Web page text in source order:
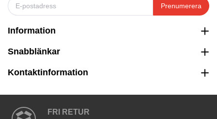
Prenumerera
Information
Snabblänkar
Kontaktinformation
FRI RETUR